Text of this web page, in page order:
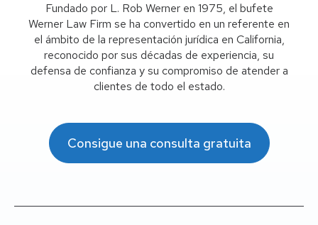
Fundado por L. Rob Werner en 1975, el bufete
Werner Law Firm se ha convertido en un referente en
el ámbito de la representación jurídica en California,
reconocido por sus décadas de experiencia, su
defensa de confianza y su compromiso de atender a
clientes de todo el estado.
Consigue una consulta gratuita